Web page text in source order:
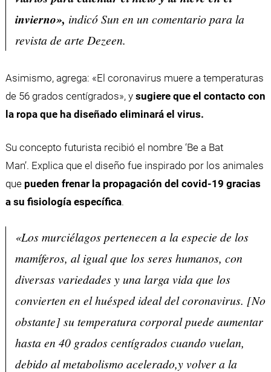
invierno», indicó Sun en un comentario para la
revista de arte Dezeen.
Asimismo, agrega: «El coronavirus muere a temperaturas
de 56 grados centígrados», y sugiere que el contacto con
la ropa que ha diseñado eliminará el virus.
Su concepto futurista recibió el nombre ‘Be a Bat
Man’. Explica que el diseño fue inspirado por los animales
que pueden frenar la propagación del covid-19 gracias
a su fisiología específica.
«Los murciélagos pertenecen a la especie de los
mamíferos, al igual que los seres humanos, con
diversas variedades y una larga vida que los
convierten en el huésped ideal del coronavirus. [No
obstante] su temperatura corporal puede aumentar
hasta en 40 grados centígrados cuando vuelan,
debido al metabolismo acelerado,y volver a la